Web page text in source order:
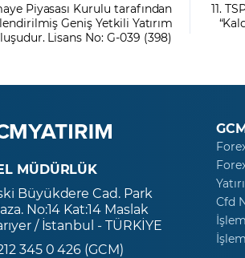
Piyasası Kurulu tarafından
Geniş Yetkili Yatırım
Lisans No: G-039 (398)
11.
MÜDÜRLÜK
Büyükdere Cad. Park
No:14 Kat:14 Maslak
/ İstanbul - TÜRKİYE
345 0 426 (GCM)
Cfd